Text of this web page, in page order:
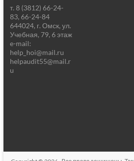
т. 8 (3812) 66-24-
83, 66-24-84
644024, г. Омск, ул.
Учебная, 79, 6 этаж
e-mail:
help_hoi@mail.ru
helpaudit55@mail.r
u